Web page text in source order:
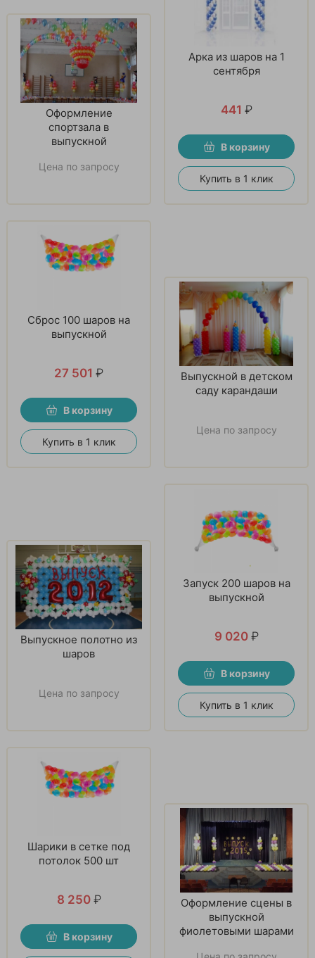
Оформление
спортзала в
выпускной
Цена по запросу
Арка из шаров на 1
сентября
441 ₽
В корзину
Купить в 1 клик
Сброс 100 шаров на
выпускной
27 501 ₽
В корзину
Купить в 1 клик
Выпускной в детском
саду карандаши
Цена по запросу
Выпускное полотно из
шаров
Цена по запросу
Запуск 200 шаров на
выпускной
9 020 ₽
В корзину
Купить в 1 клик
Шарики в сетке под
потолок 500 шт
8 250 ₽
В корзину
Оформление сцены в
выпускной
фиолетовыми шарами